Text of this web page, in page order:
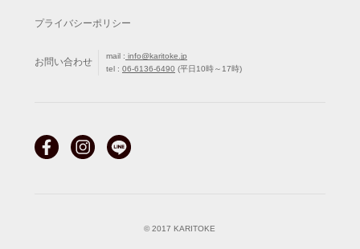
プライバシーポリシー
お問い合わせ
mail : info@karitoke.jp
tel : 06-6136-6490 (平日10時～17時)
© 2017 KARITOKE